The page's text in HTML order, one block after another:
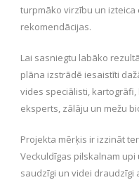
turpmāko virzību un
rekomendācijas.
Lai sasniegtu labāko
plāna izstrādē iesaistīti
vides speciālisti,
eksperts, zālāju un mežu
Projekta mērķis ir izzināt
Veckuldīgas pilskalnam
saudzīgi un videi draudzīgi